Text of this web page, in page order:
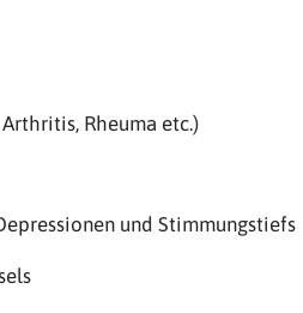
Rheuma etc.)
und Stimmungstiefs